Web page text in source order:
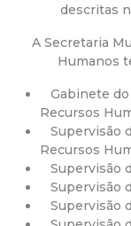
n
i
c
descritas
A Secretaria
Humanos
Gabinete do
Recursos
Supervisão
Recursos
Supervisão
Supervisão
Supervisão